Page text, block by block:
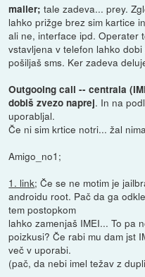
mailer; tale zadeva... prey.
lahko prižge brez sim kartice
ali ne, interface ipd. Operater
vstavljena v telefon lahko
pošiljaš sms. Ker zadeva
Outgooing call -- centrala
dobiš zvezo naprej. In na
uporabljal.
Če ni sim krtice notri... žal
Amigo_no1;
1. link; Če se ne motim je
androidu root. Pač da ga
tem postopkom
lahko zamenjaš IMEI... To pa
poizkusi? Če rabi mu dam jst
več v uporabi.
(pač, da nebi imel težav z